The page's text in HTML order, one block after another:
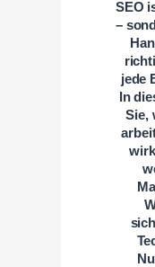
SEO
–
jede
In
Sie,